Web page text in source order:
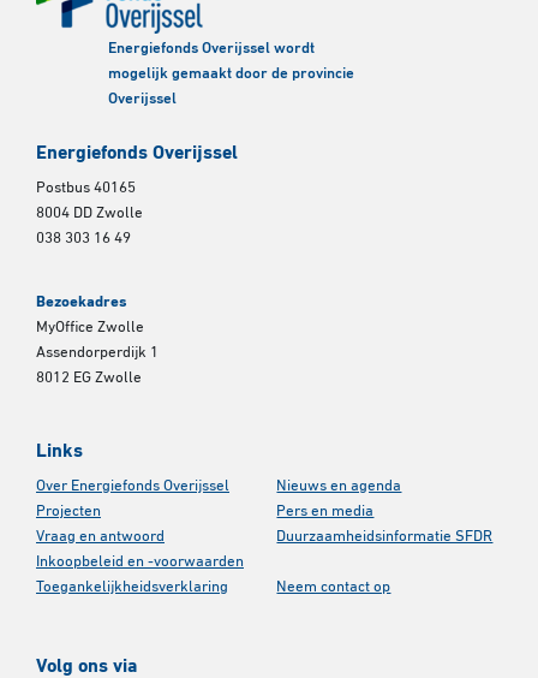
Energiefonds Overijssel wordt
mogelijk gemaakt door de provincie
Overijssel
Energiefonds Overijssel
Postbus 40165
8004 DD Zwolle
038 303 16 49
Bezoekadres
MyOffice Zwolle
Assendorperdijk 1
8012 EG Zwolle
Links
Over Energiefonds Overijssel
Nieuws en agenda
Projecten
Pers en media
Vraag en antwoord
Duurzaamheidsinformatie SFDR
Inkoopbeleid en -voorwaarden
Toegankelijkheidsverklaring
Neem contact op
Volg ons via